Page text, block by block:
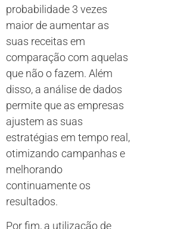
probabilidade 3 vezes
maior de aumentar as
suas receitas em
comparação com aquelas
que não o fazem. Além
disso, a análise de dados
permite que as empresas
ajustem as suas
estratégias em tempo real,
otimizando campanhas e
melhorando
continuamente os
resultados.
Por fim, a utilização de